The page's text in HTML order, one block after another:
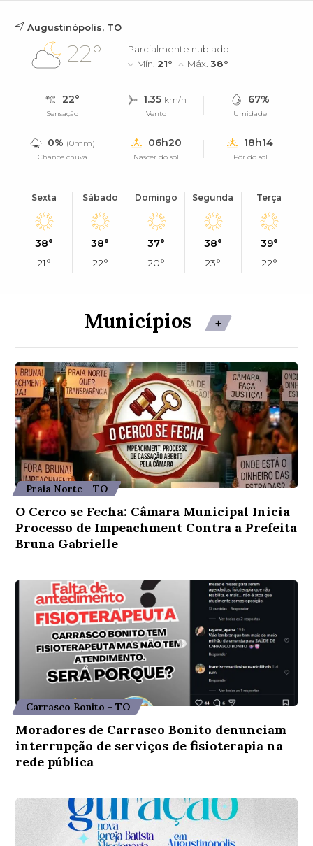
Augustinópolis, TO
22°
Parcialmente nublado
Mín.21° Máx.38°
22°
Sensação
1.35 km/h
Vento
67%
Umidade
0% (0mm)
Chance chuva
06h20
Nascer do sol
18h14
Pôr do sol
Sexta
38°
21°
Sábado
38°
22°
Domingo
37°
20°
Segunda
38°
23°
Terça
39°
22°
Municípios +
Praia Norte - TO
O Cerco se Fecha: Câmara Municipal Inicia
Processo de Impeachment Contra a Prefeita
Bruna Gabrielle
Carrasco Bonito - TO
Moradores de Carrasco Bonito denunciam
interrupção de serviços de fisioterapia na
rede pública